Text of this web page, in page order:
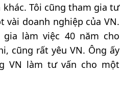
Tôi cũng tham gia tư
vài doanh nghiệp của VN.
làm việc 40 năm cho
cũng rất yêu VN. Ông ấy
VN làm tư vấn cho một